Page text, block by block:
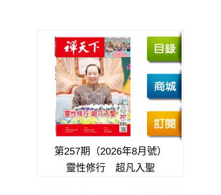
第257期（2026年8月號）
靈性修行 超凡入聖